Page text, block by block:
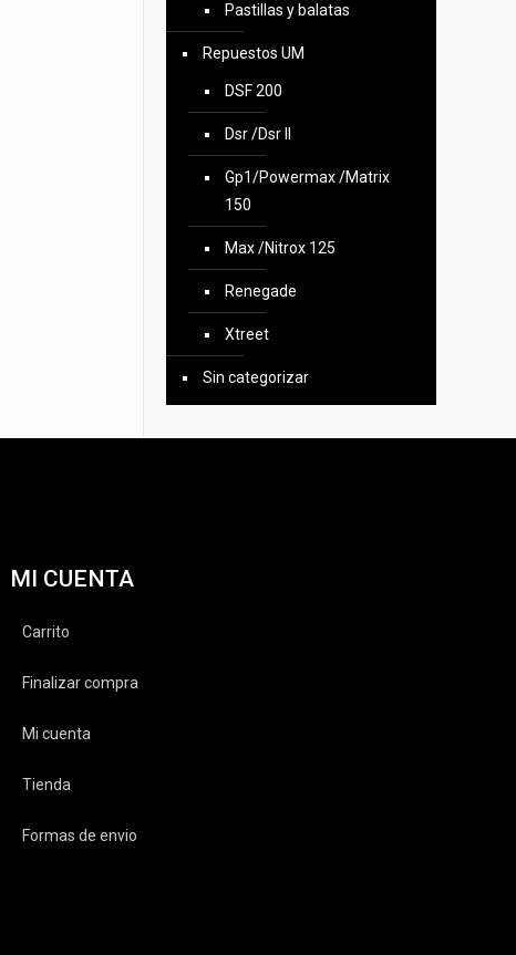
Pastillas y balatas
Repuestos UM
DSF 200
Dsr /Dsr II
Gp1/Powermax /Matrix
150
Max /Nitrox 125
Renegade
Xtreet
Sin categorizar
MI CUENTA
Carrito
Finalizar compra
Mi cuenta
Tienda
Formas de envio